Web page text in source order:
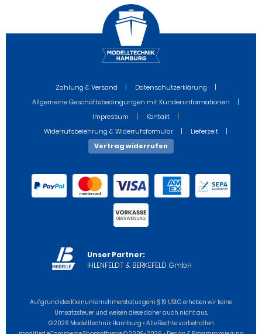
Zahlung & Versand
Datenschutzerklärung
Allgemeine Geschäftsbedingungen mit Kundeninformationen
Impressum
Kontakt
Widerrufsbelehrung & Widerrufsformular
Lieferzeit
Vertrag widerrufen
Unser Partner:
IHLENFELDT & BERKEFELD GmbH
Aufgrund des Kleinunternehmerstatus gem. § 19 UStG erheben wir keine
Umsatzsteuer und weisen diese daher auch nicht aus.
© 2026 Modelltechnik Hamburg • Alle Rechte vorbehalten